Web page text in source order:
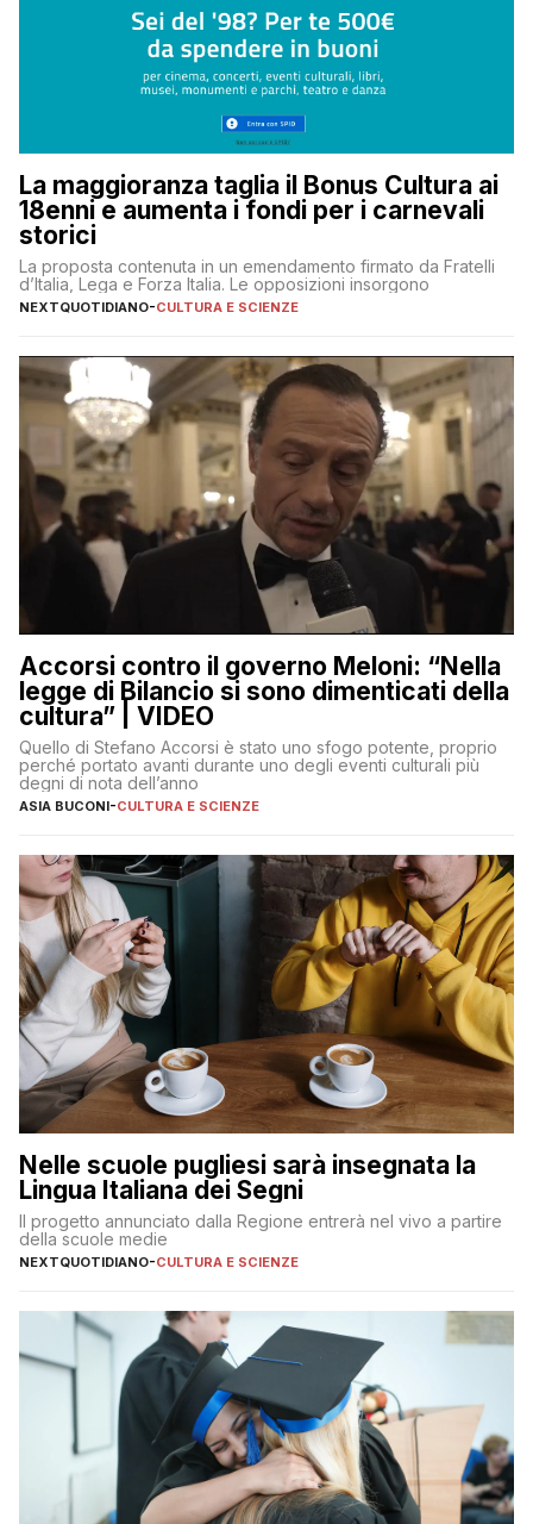
La maggioranza taglia il Bonus Cultura ai
18enni e aumenta i fondi per i carnevali
storici
La proposta contenuta in un emendamento firmato da Fratelli
d’Italia, Lega e Forza Italia. Le opposizioni insorgono
NEXTQUOTIDIANO-CULTURA E SCIENZE
Accorsi contro il governo Meloni: “Nella
legge di Bilancio si sono dimenticati della
cultura” | VIDEO
Quello di Stefano Accorsi è stato uno sfogo potente, proprio
perché portato avanti durante uno degli eventi culturali più
degni di nota dell’anno
ASIA BUCONI-CULTURA E SCIENZE
Nelle scuole pugliesi sarà insegnata la
Lingua Italiana dei Segni
Il progetto annunciato dalla Regione entrerà nel vivo a partire
della scuole medie
NEXTQUOTIDIANO-CULTURA E SCIENZE